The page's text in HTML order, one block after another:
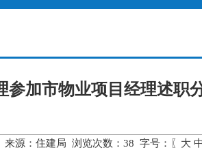
参加市物业项目经理述职
源：住建局 浏览次数： 38 字号：〖 大 中